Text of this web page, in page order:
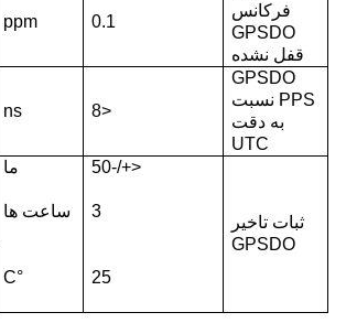
فرکانس
GPSDO
قفل نشده
0.1
ppm
GPSDO
PPS نسبت
به دقت
UTC
<8
ns
ثبات تاخیر
GPSDO
<+/-50 ما
3 ساعت ها
25
°C